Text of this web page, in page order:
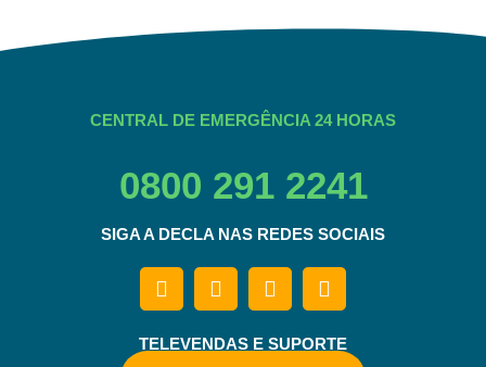
CENTRAL DE EMERGÊNCIA 24 HORAS
0800 291 2241
SIGA A DECLA NAS REDES SOCIAIS
TELEVENDAS E SUPORTE